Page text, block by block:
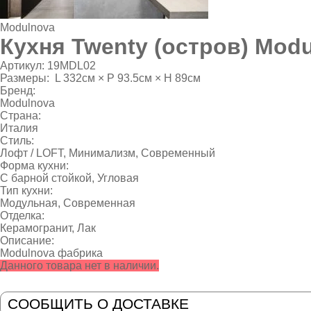
Modulnova
Кухня Twenty (остров)
Артикул: 19MDL02
Размеры:
L 332см × P 93.5см × H 89см
Бренд:
Modulnova
Страна:
Италия
Стиль:
Лофт / LOFT, Минимализм, Современный
Форма кухни:
С барной стойкой, Угловая
Тип кухни:
Модульная, Современная
Отделка:
Керамогранит, Лак
Описание:
Modulnova фабрика
Данного товара нет в наличии.
СООБЩИТЬ О ДОСТАВКЕ